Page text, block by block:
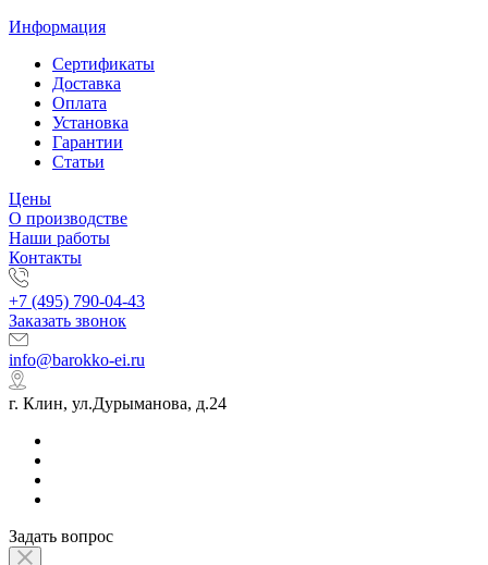
Информация
Сертификаты
Доставка
Оплата
Установка
Гарантии
Статьи
Цены
О производстве
Наши работы
Контакты
+7 (495) 790-04-43
Заказать звонок
info@barokko-ei.ru
г. Клин, ул.Дурыманова, д.24
Задать вопрос